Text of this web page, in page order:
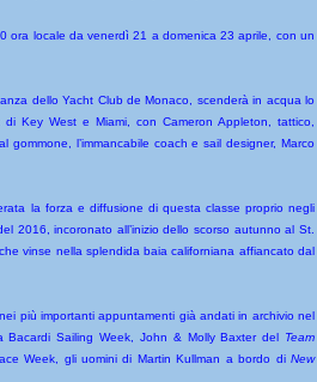
ora locale da venerdì 21 a domenica 23 aprile, con un
dello Yacht Club de Monaco, scenderà in acqua lo
Key West e Miami, con Cameron Appleton, tattico,
gommone, l’immancabile coach e sail designer, Marco
la forza e diffusione di questa classe proprio negli
2016, incoronato all’inizio dello scorso autunno al St.
vinse nella splendida baia californiana affiancato dal
più importanti appuntamenti già andati in archivio nel
Sailing Week, John & Molly Baxter del Team
Week, gli uomini di Martin Kullman a bordo diNew